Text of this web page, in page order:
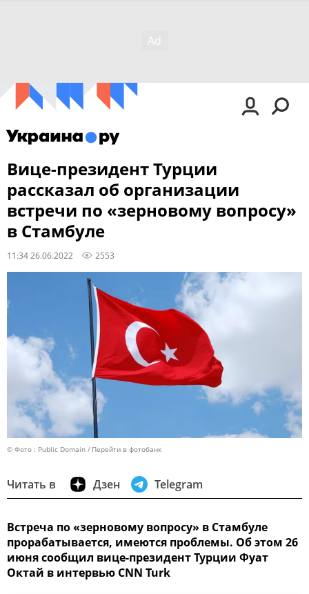
Вице-президент Турции
рассказал об организации
встречи по «зерновому вопросу»
в Стамбуле
11:34 26.06.2022 2553
© Фото : Public Domain Перейти в фотобанк
Читать в Дзен Telegram
Встреча по «зерновому вопросу» в Стамбуле
прорабатывается, имеются проблемы. Об этом 26
июня сообщил вице-президент Турции Фуат
Октай в интервью CNN Turk